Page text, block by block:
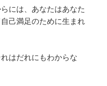
には、あなたはあなた
己満足のために生まれ
はだれにもわからな